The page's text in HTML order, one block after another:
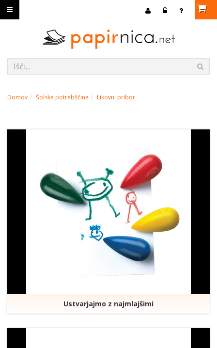
Domov Šolske potrebščine Likovni pribor
Ustvarjajmo z najmlajšimi